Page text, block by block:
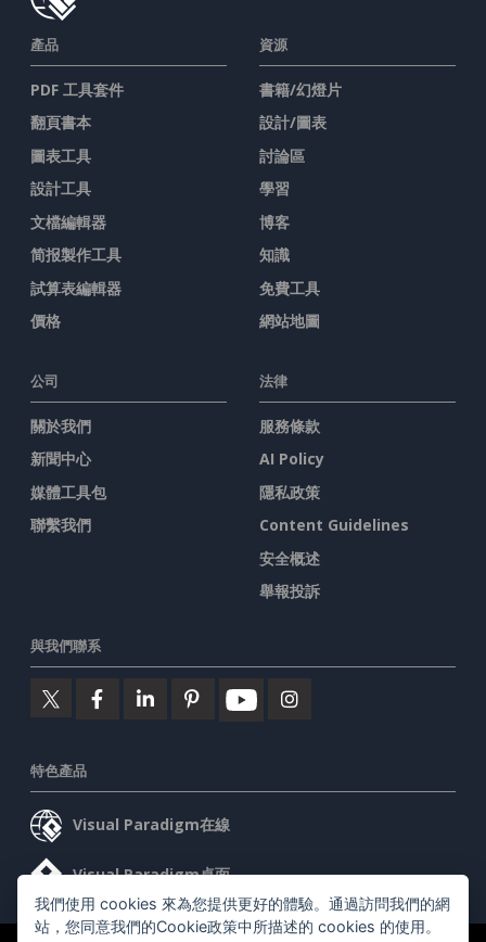
產品
PDF 工具套件
翻頁書本
圖表工具
設計工具
文檔編輯器
简报製作工具
試算表編輯器
價格
資源
書籍/幻燈片
設計/圖表
討論區
學習
博客
知識
免費工具
網站地圖
公司
關於我們
新聞中心
媒體工具包
聯繫我們
法律
服務條款
AI Policy
隱私政策
Content Guidelines
安全概述
舉報投訴
與我們聯系
特色產品
Visual Paradigm在線
Visual Paradigm桌面
我們使用 cookies 來為您提供更好的體驗。通過訪問我們的網
站，您同意我們的Cookie政策中所描述的 cookies 的使用。